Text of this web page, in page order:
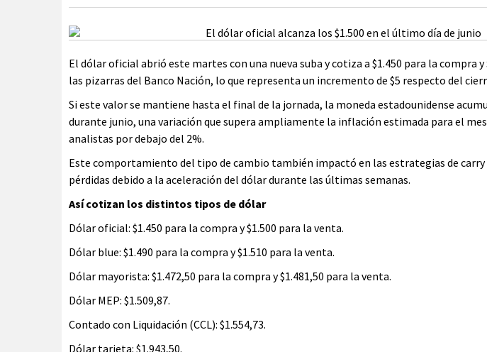
El dólar oficial abrió este martes con una nueva suba y cotiza a $1.450 para la compra y
las pizarras del Banco Nación, lo que representa un incremento de $5 respecto del
Si este valor se mantiene hasta el final de la jornada, la moneda estadounidense
durante junio, una variación que supera ampliamente la inflación estimada para el
analistas por debajo del 2%.
Este comportamiento del tipo de cambio también impactó en las estrategias de
pérdidas debido a la aceleración del dólar durante las últimas semanas.
Así cotizan los distintos tipos de dólar
Dólar oficial: $1.450 para la compra y $1.500 para la venta.
Dólar blue: $1.490 para la compra y $1.510 para la venta.
Dólar mayorista: $1.472,50 para la compra y $1.481,50 para la venta.
Dólar MEP: $1.509,87.
Contado con Liquidación (CCL): $1.554,73.
Dólar tarjeta: $1.943,50.